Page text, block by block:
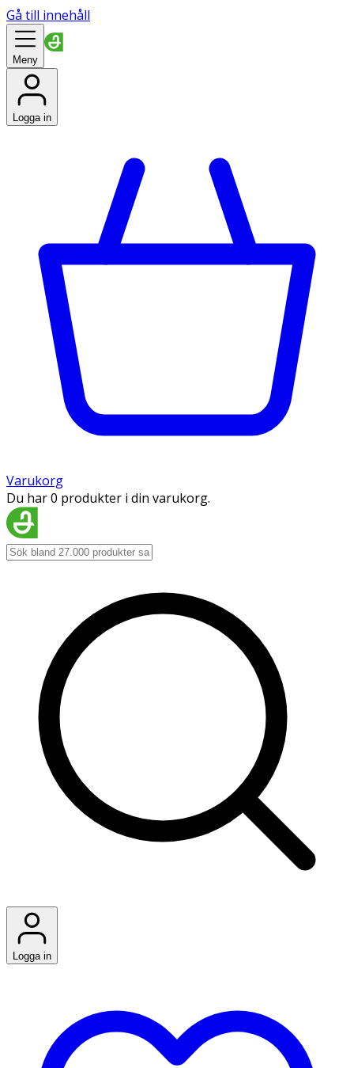
Gå till innehåll
Meny
Logga in
Varukorg
Du har 0 produkter i din varukorg.
Logga in